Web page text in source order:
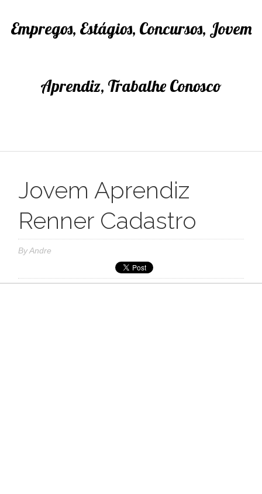
Empregos, Estágios, Concursos, Jovem
Aprendiz, Trabalhe Conosco
Jovem Aprendiz
Renner Cadastro
ByAndre